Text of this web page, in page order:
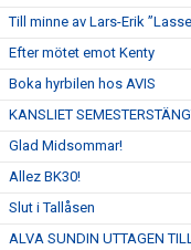
Till minne av Lars-Erik
Efter mötet emot Kenty
Boka hyrbilen hos AVIS
KANSLIET
Glad Midsommar!
Allez BK30!
Slut i Tallåsen
ALVA SUNDIN UTTAGEN